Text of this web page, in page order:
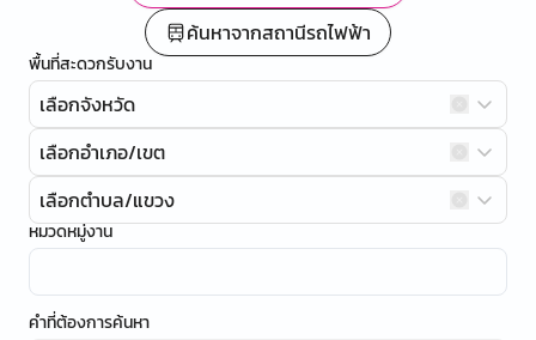
ค้นหาจากสถานีรถไฟฟ้า
พื้นที่สะดวกรับงาน
เลือกจังหวัด
เลือกอำเภอ/เขต
เลือกตำบล/แขวง
หมวดหมู่งาน
คำที่ต้องการค้นหา